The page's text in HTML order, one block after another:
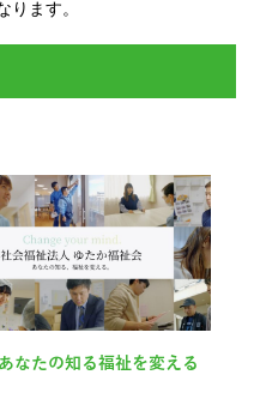
ります。
あなたの知る福祉を変える